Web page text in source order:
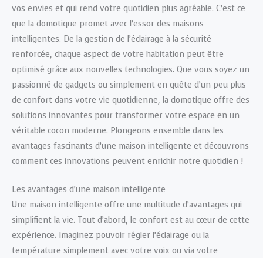
vos envies et qui rend votre quotidien plus agréable. C’est ce
que la domotique promet avec l’essor des maisons
intelligentes. De la gestion de l’éclairage à la sécurité
renforcée, chaque aspect de votre habitation peut être
optimisé grâce aux nouvelles technologies. Que vous soyez un
passionné de gadgets ou simplement en quête d’un peu plus
de confort dans votre vie quotidienne, la domotique offre des
solutions innovantes pour transformer votre espace en un
véritable cocon moderne. Plongeons ensemble dans les
avantages fascinants d’une maison intelligente et découvrons
comment ces innovations peuvent enrichir notre quotidien !
Les avantages d’une maison intelligente
Une maison intelligente offre une multitude d’avantages qui
simplifient la vie. Tout d’abord, le confort est au cœur de cette
expérience. Imaginez pouvoir régler l’éclairage ou la
température simplement avec votre voix ou via votre